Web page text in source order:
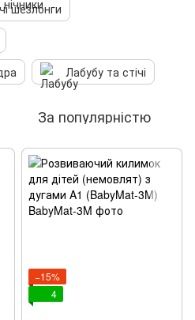
шезлонги
Лабубу та стічі
За популярністю
−15%
4